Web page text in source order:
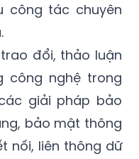
công tác chuyên
đổi, thảo luận
công nghệ trong
giải pháp bảo
bảo mật thông
nối, liên thông dữ